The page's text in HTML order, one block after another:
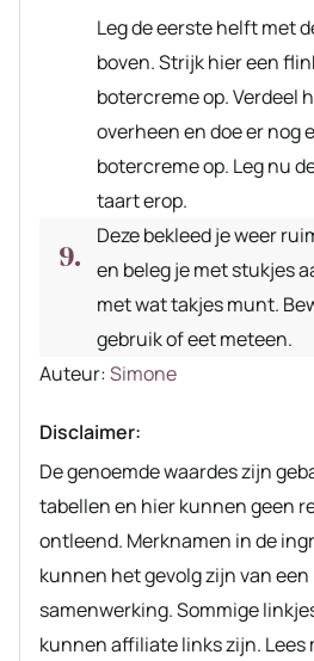
Leg de eerste helft met
boven. Strijk hier een
botercreme op. Verdeel
overheen en doe er nog
botercreme op. Leg nu
taart erop.
Deze bekleed je weer
en beleg je met stukjes
met wat takjes munt.
gebruik of eet meteen.
Auteur
Auteur:Simone
Disclaimer:
De genoemde waardes zijn gebaseerd op standaard
tabellen en hier kunnen geen
ontleend. Merknamen in de
kunnen het gevolg zijn van
samenwerking. Sommige
kunnen affiliate links zijn. Lees